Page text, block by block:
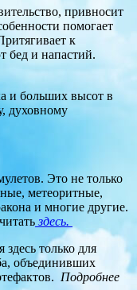
привносит
помогает
к
бед и напастий.
и больших высот в
духовному
Это не только
метеоритные,
и многие другие.
здесь.
только для
объединивших
Подробнее